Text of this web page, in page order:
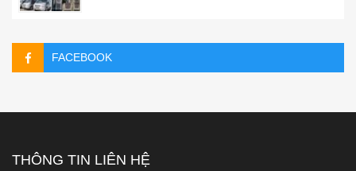
FACEBOOK
THÔNG TIN LIÊN HỆ